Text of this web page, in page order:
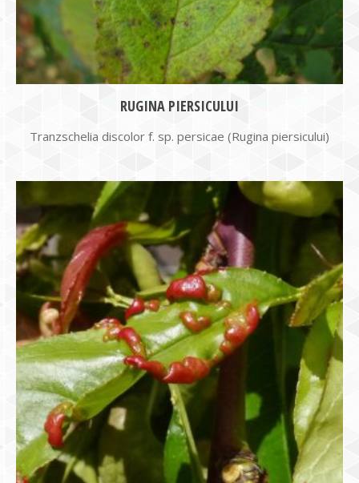
RUGINA PIERSICULUI
Tranzschelia discolor f. sp. persicae (Rugina piersicului)